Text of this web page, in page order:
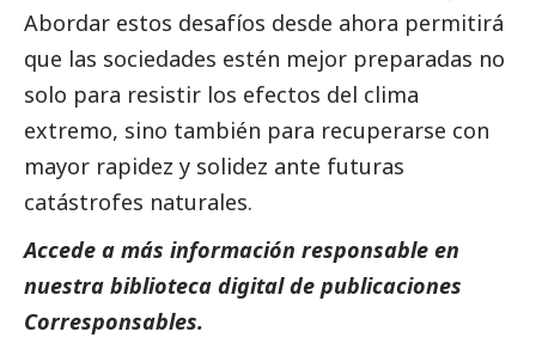
Abordar estos desafíos desde ahora permitirá
que las sociedades estén mejor preparadas no
solo para resistir los efectos del clima
extremo, sino también para recuperarse con
mayor rapidez y solidez ante futuras
catástrofes naturales.
Accede a más información responsable en
nuestra biblioteca digital de publicaciones
Corresponsables.